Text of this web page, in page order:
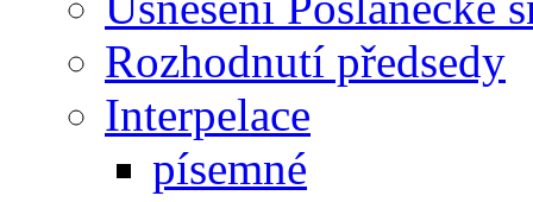
Rozhodnutí předsedy
Interpelace
písemné